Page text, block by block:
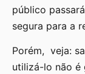
público
segura para a
Porém, veja:
utilizá-lo não é